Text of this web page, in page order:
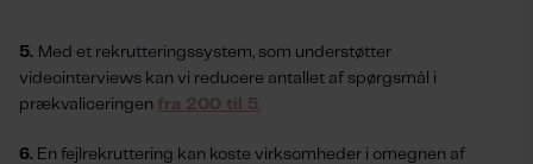
5. Med et rekrutteringssystem, som understøtter
videointerviews kan vi reducere antallet af spørgsmål i
prækvali­ceringen fra 200 til 5
6. En fejlrekruttering kan koste virksomheder i omegnen af